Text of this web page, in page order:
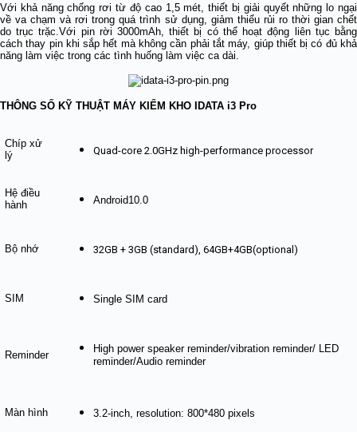
Với khả năng chống rơi từ độ cao 1,5 mét, thiết bị giải quyết những lo ngại
về va chạm và rơi trong quá trình sử dụng, giảm thiểu rủi ro thời gian chết
do trục trặc.Với pin rời 3000mAh, thiết bị có thể hoạt động liên tục bằng
cách thay pin khi sắp hết mà không cần phải tắt máy, giúp thiết bị có đủ khả
năng làm việc trong các tình huống làm việc ca dài.
THÔNG SỐ KỸ THUẬT MÁY KIỂM KHO IDATA i3 Pro
Chíp xử
lý
Quad-core 2.0GHz high-performance processor
Hệ điều
hành
Android10.0
Bộ nhớ 32GB + 3GB (standard), 64GB+4GB(optional)
SIM Single SIM card
Reminder
High power speaker reminder/vibration reminder/ LED
reminder/Audio reminder
Màn hình 3.2-inch, resolution: 800*480 pixels